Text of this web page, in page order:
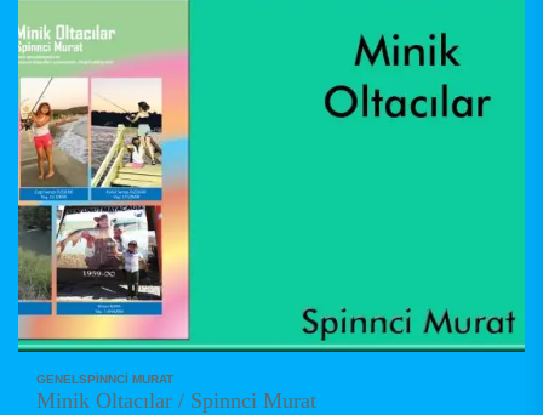
GENELSPINNCI MURAT
Minik Oltacılar / Spinnci Murat